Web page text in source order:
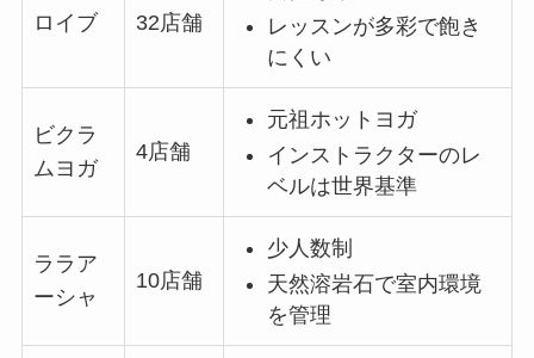
ロイブ 32店舗
レッスンが多彩で飽き
にくい
ビクラ
ムヨガ
4店舗
元祖ホットヨガ
インストラクターのレ
ベルは世界基準
ララア
ーシャ
10店舗
少人数制
天然溶岩石で室内環境
を管理